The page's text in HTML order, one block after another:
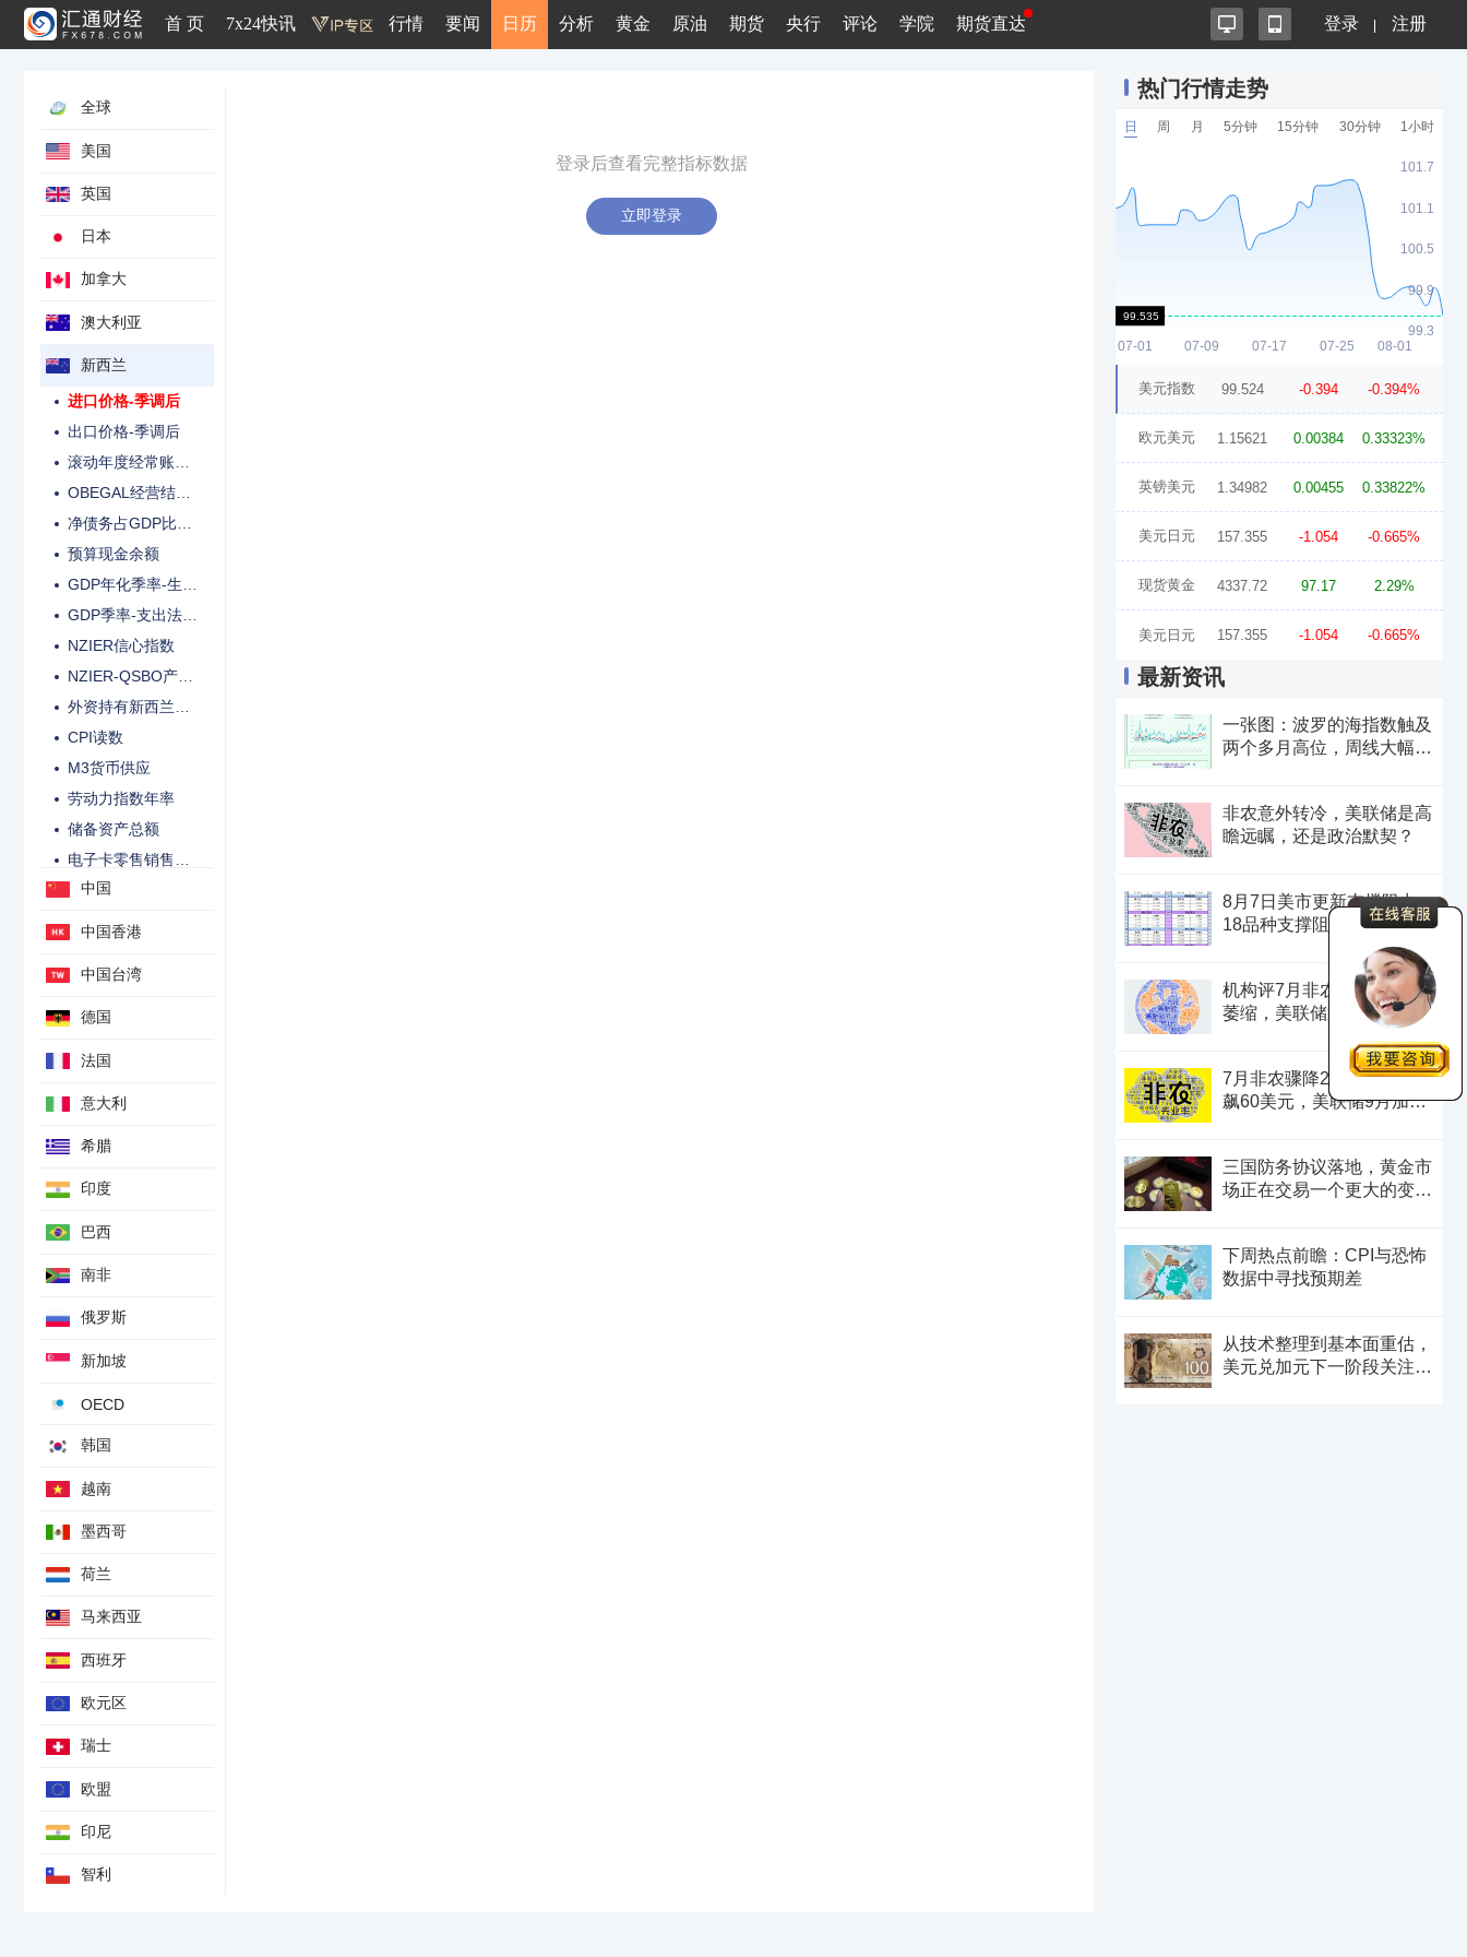
首 页 7x24快讯 行情 要闻 日历 分析 黄金 原油 期货 央行 评论 学院 期货直达 登录 注册
全球
美国
英国
日本
加拿大
澳大利亚
新西兰
ANZ商业活动前景指数
ANZ消费者信心指数月率
西太平洋消费者信心指数
未来两年通胀率预期
信用卡支出年率
出口量-季调后
进口价格-季调后
出口价格-季调后
滚动年度经常账户收支
OBEGAL经营结余预测额
净债务占GDP比重预测
预算现金余额
GDP年化季率-生产法未季调
GDP季率-支出法季调后
NZIER信心指数
NZIER-QSBO产能利用率
外资持有新西兰公债比例
CPI读数
M3货币供应
劳动力指数年率
储备资产总额
电子卡零售销售年率
看好当期货币条件净比例
看好下一季度货币条件的净比例
未来一年通胀率预期
短期外国到访者与海外游客年率-未季调
电子卡零售销售月率
永久长期移民净流入预估-季调后
ANZ商品价格指数年率-纽元计价
中国
中国香港
中国台湾
德国
法国
意大利
希腊
印度
巴西
南非
俄罗斯
新加坡
OECD
韩国
越南
墨西哥
荷兰
马来西亚
西班牙
欧元区
瑞士
欧盟
印尼
智利
登录后查看完整指标数据
立即登录
热门行情走势
日 周 月 5分钟 15分钟 30分钟 1小时
美元指数 99.524 -0.394 -0.394%
欧元美元 1.15621 0.00384 0.33323%
英镑美元 1.34982 0.00455 0.33822%
美元日元 157.355 -1.054 -0.665%
现货黄金 4337.72 97.17 2.29%
美元日元 157.355 -1.054 -0.665%
最新资讯
一张图：波罗的海指数触及
两个多月高位，周线大幅收
非农意外转冷，美联储是高
瞻远瞩，还是政治默契？
8月7日美市更新支撑阻力：
18品种支撑阻力(金银铂钯
原油天然气铜及十大货币
机构评7月非农：就业意外
萎缩，美联储迎政策难题
7月非农骤降2.3万！金价狂
飙60美元，美联储9月加息
三国防务协议落地，黄金市
场正在交易一个更大的变
下周热点前瞻：CPI与恐怖
数据中寻找预期差
从技术整理到基本面重估，
美元兑加元下一阶段关注焦